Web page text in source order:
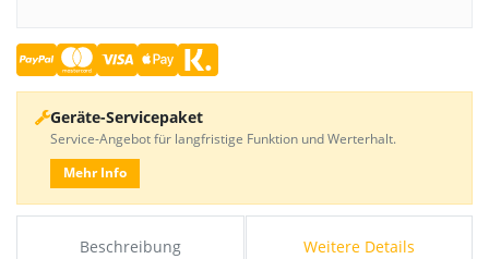
Beschreibung Weitere Details
Geräte-Servicepaket
Service-Angebot für langfristige Funktion und Werterhalt.
Mehr Info